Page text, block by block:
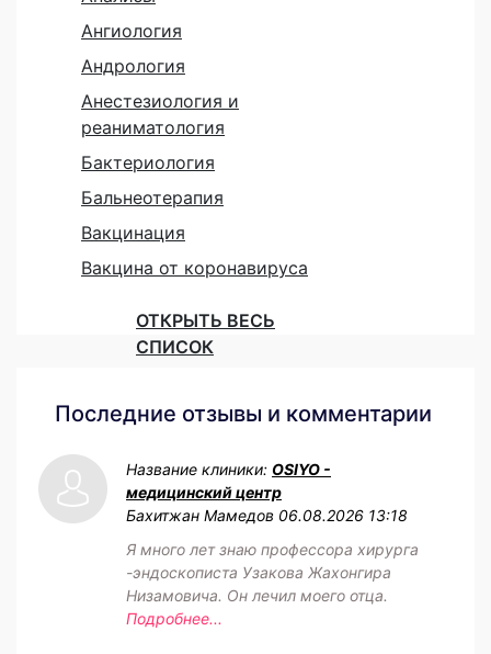
Ангиология
Андрология
Анестезиология и
реаниматология
Бактериология
Бальнеотерапия
Вакцинация
Вакцина от коронавируса
ОТКРЫТЬ ВЕСЬ
СПИСОК
Последние отзывы и комментарии
Название клиники: OSIYO -
медицинский центр
Бахитжан Мамедов 06.08.2026 13:18
Я много лет знаю профессора хирурга
-эндоскописта Узакова Жахонгира
Низамовича. Он лечил моего отца.
Подробнее...